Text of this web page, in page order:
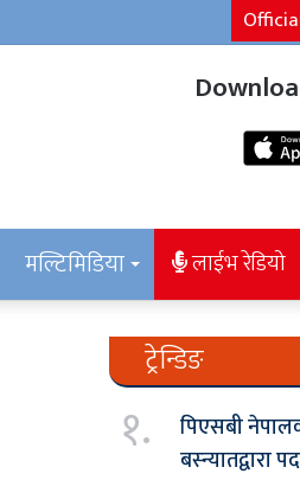
मल्टिमिडिया लाईभ रेडियो
ट्रेन्डिङ
१.
पिएसबी
बस्न्यातद्वारा